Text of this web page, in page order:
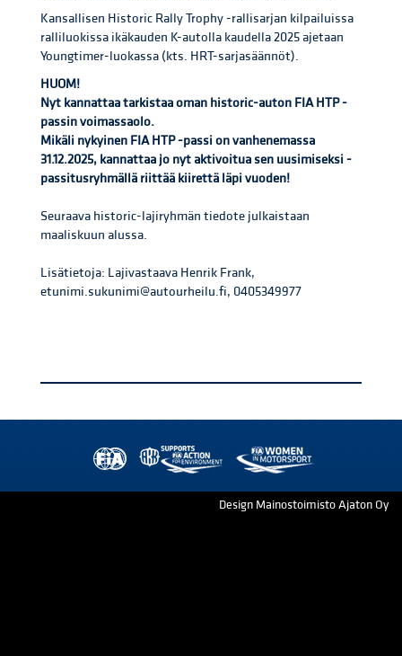
Kansallisen Historic Rally Trophy -rallisarjan kilpailuissa
ralliluokissa ikäkauden K-autolla kaudella 2025 ajetaan
Youngtimer-luokassa (kts. HRT-sarjasäännöt).
HUOM!
Nyt kannattaa tarkistaa oman historic-auton FIA HTP -
passin voimassaolo.
Mikäli nykyinen FIA HTP -passi on vanhenemassa
31.12.2025, kannattaa jo nyt aktivoitua sen uusimiseksi -
passitusryhmällä riittää kiirettä läpi vuoden!
Seuraava historic-lajiryhmän tiedote julkaistaan
maaliskuun alussa.
Lisätietoja: Lajivastaava Henrik Frank,
etunimi.sukunimi@autourheilu.fi, 0405349977
Design Mainostoimisto Ajaton Oy